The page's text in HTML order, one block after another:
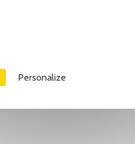
Personalize